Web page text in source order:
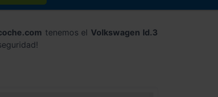
tenemos el Volkswagen Id.3